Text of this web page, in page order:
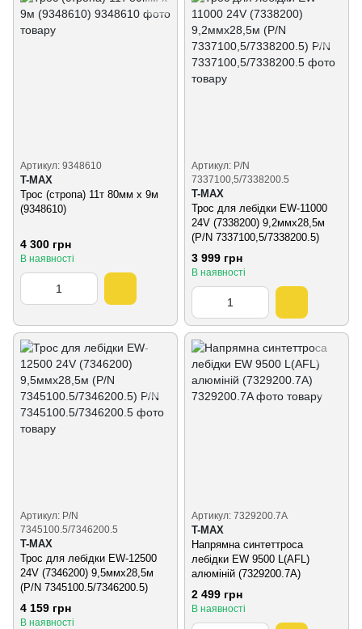
Артикул: 9348610
T-MAX
Трос (стропа) 11т 80мм х 9м
(9348610)
4 300 грн
В наявності
Артикул: P/N
7337100,5/7338200.5
T-MAX
Трос для лебідки EW-11000
24V (7338200) 9,2ммх28,5м
(P/N 7337100,5/7338200.5)
3 999 грн
В наявності
Артикул: P/N
7345100.5/7346200.5
T-MAX
Трос для лебідки EW-12500
24V (7346200) 9,5ммх28,5м
(P/N 7345100.5/7346200.5)
4 159 грн
В наявності
Артикул: 7329200.7A
T-MAX
Напрямна синтеттроса
лебідки EW 9500 L(AFL)
алюміній (7329200.7A)
2 499 грн
В наявності